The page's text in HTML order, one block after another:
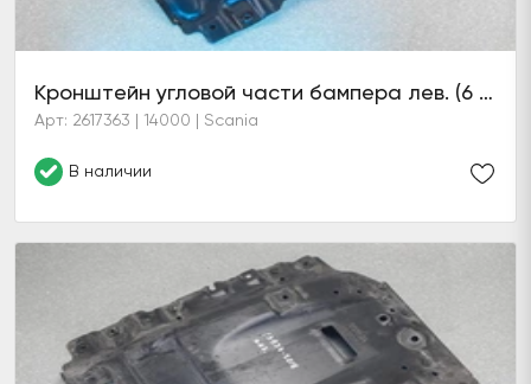
Кронштейн угловой части бампера лев. (6 серия)
Арт: 2617363 | 14000 | Scania
В наличии